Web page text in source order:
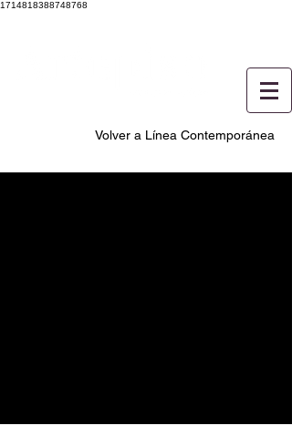
1714818388748768
Volver a Línea Contemporánea